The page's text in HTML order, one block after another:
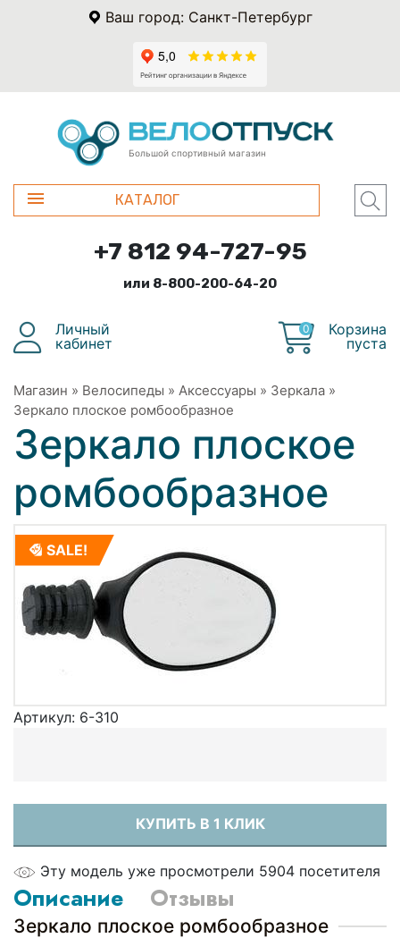
Ваш город: Санкт-Петербург
Большой спортивный магазин
КАТАЛОГ
+7 812 94-727-95
или 8-800-200-64-20
Личный
кабинет
0
Корзина
пуста
Магазин » Велосипеды » Аксессуары » Зеркала »
Зеркало плоское ромбообразное
Зеркало плоское
ромбообразное
SALE!
Артикул: 6-310
КУПИТЬ В 1 КЛИК
Эту модель уже просмотрели 5904 посетителя
Описание Отзывы
Зеркало плоское ромбообразное